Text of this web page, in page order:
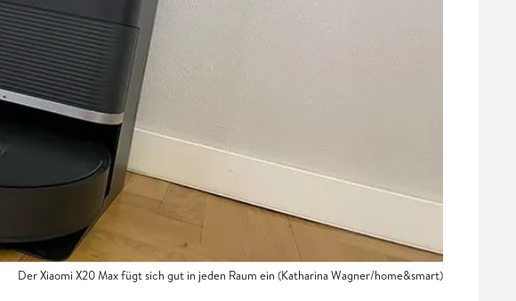
Der Xiaomi X20 Max fügt sich gut in jeden Raum ein (Katharina Wagner/home&smart)